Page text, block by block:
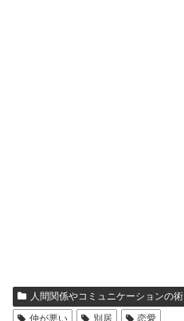
人間関係やコミュニケーションの術
仲が悪い
別居 恋愛